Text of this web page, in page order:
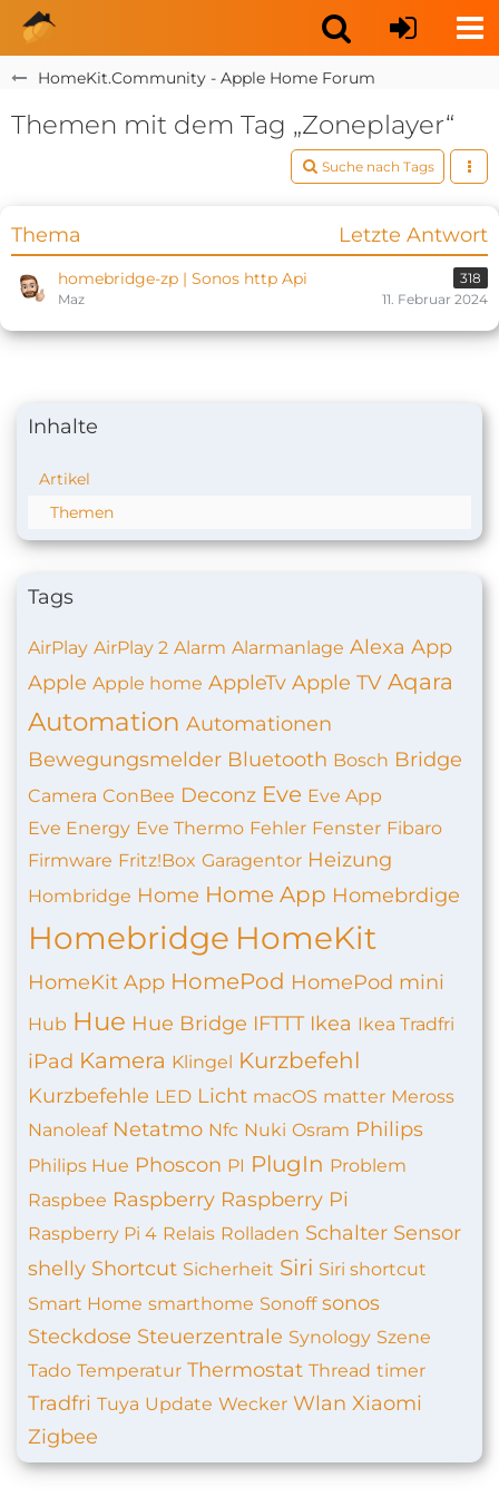
HomeKit.Community - Apple Home Forum
Themen mit dem Tag „Zoneplayer“
Suche nach Tags
Thema Letzte Antwort
homebridge-zp | Sonos http Api
318
Maz
11. Februar 2024
Inhalte
Artikel
Themen
Tags
AirPlay AirPlay 2 Alarm Alarmanlage Alexa App
Apple Apple home AppleTv Apple TV Aqara
Automation Automationen
Bewegungsmelder Bluetooth Bosch Bridge
Camera ConBee Deconz Eve Eve App
Eve Energy Eve Thermo Fehler Fenster Fibaro
Firmware Fritz!Box Garagentor Heizung
Hombridge Home Home App Homebrdige
Homebridge HomeKit
HomeKit App HomePod HomePod mini
Hub Hue Hue Bridge IFTTT Ikea Ikea Tradfri
iPad Kamera Klingel Kurzbefehl
Kurzbefehle LED Licht macOS matter Meross
Nanoleaf Netatmo Nfc Nuki Osram Philips
Philips Hue Phoscon PI PlugIn Problem
Raspbee Raspberry Raspberry Pi
Raspberry Pi 4 Relais Rolladen Schalter Sensor
shelly Shortcut Sicherheit Siri Siri shortcut
Smart Home smarthome Sonoff sonos
Steckdose Steuerzentrale Synology Szene
Tado Temperatur Thermostat Thread timer
Tradfri Tuya Update Wecker Wlan Xiaomi
Zigbee